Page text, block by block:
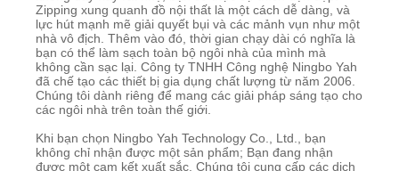
Zipping xung quanh đồ nội thất là một cách dễ dàng, và
lực hút mạnh mẽ giải quyết bụi và các mảnh vụn như một
nhà vô địch. Thêm vào đó, thời gian chạy dài có nghĩa là
bạn có thể làm sạch toàn bộ ngôi nhà của mình mà
không cần sạc lại. Công ty TNHH Công nghệ Ningbo Yah
đã chế tạo các thiết bị gia dụng chất lượng từ năm 2006.
Chúng tôi dành riêng để mang các giải pháp sáng tạo cho
các ngôi nhà trên toàn thế giới.
Khi bạn chọn Ningbo Yah Technology Co., Ltd., bạn
không chỉ nhận được một sản phẩm; Bạn đang nhận
được một cam kết xuất sắc. Chúng tôi cung cấp các dịch